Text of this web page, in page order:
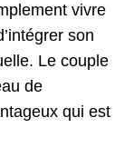
vivre
son
Le couple
de
qui est